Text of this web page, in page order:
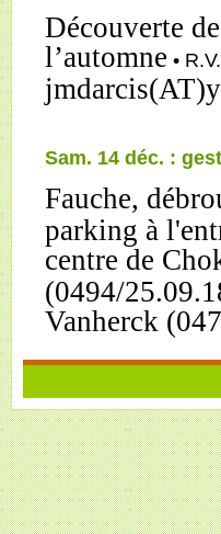
Découverte
l’automne • R.V.
Sam. 14 déc. :
Fauche,
parking à
centre de
(0494/
Vanherck